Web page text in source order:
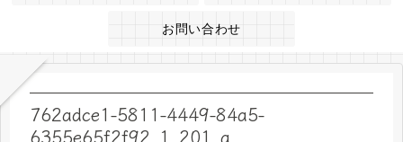
お問い合わせ
762adce1-5811-4449-84a5-
6355e65f2f92_1_201_a